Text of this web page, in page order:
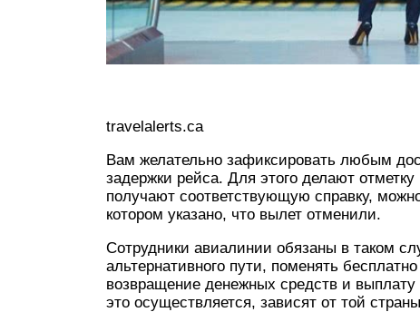
travelalerts.ca
Вам желательно зафиксировать любым
задержки рейса. Для этого делают
получают соответствующую справку,
котором указано, что вылет отменили.
Сотрудники авиалинии обязаны в таком
альтернативного пути, поменять
возвращение денежных средств и
это осуществляется, зависят от той